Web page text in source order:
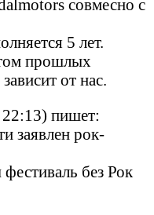
совмесно с
5 лет.
прошлых
от нас.
пишет:
заявлен рок-
без Рок